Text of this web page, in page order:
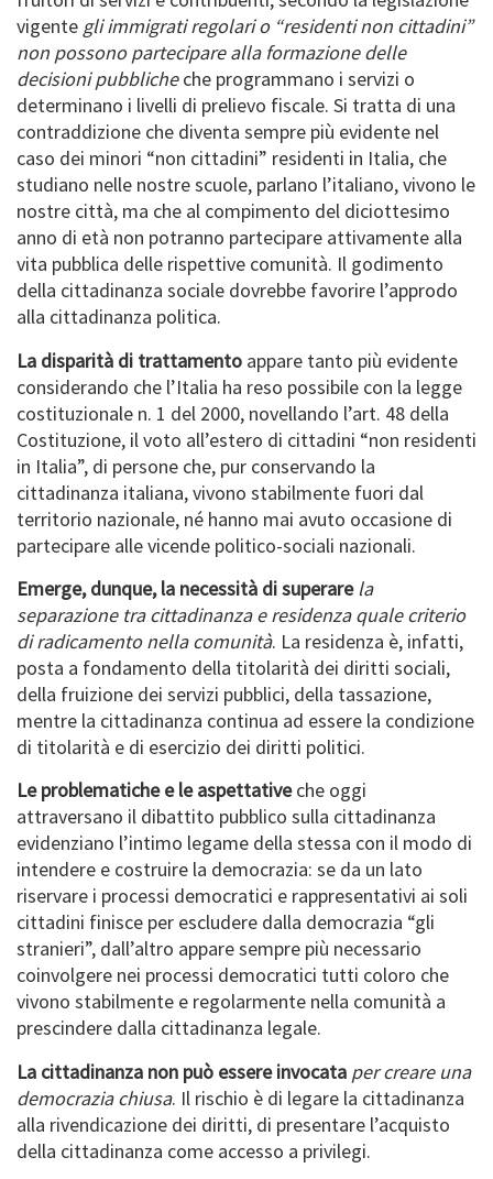
vigente gli immigrati regolari o “residenti non cittadini”
non possono partecipare alla formazione delle
decisioni pubblicheche programmano i servizi o
determinano i livelli di prelievo fiscale. Si tratta di una
contraddizione che diventa sempre più evidente nel
caso dei minori “non cittadini” residenti in Italia, che
studiano nelle nostre scuole, parlano l’italiano, vivono le
nostre città, ma che al compimento del diciottesimo
anno di età non potranno partecipare attivamente alla
vita pubblica delle rispettive comunità. Il godimento
della cittadinanza sociale dovrebbe favorire l’approdo
alla cittadinanza politica.
La disparità di trattamento appare tanto più evidente
considerando che l’Italia ha reso possibile con la legge
costituzionale n. 1 del 2000, novellando l’art. 48 della
Costituzione, il voto all’estero di cittadini “non residenti
in Italia”, di persone che, pur conservando la
cittadinanza italiana, vivono stabilmente fuori dal
territorio nazionale, né hanno mai avuto occasione di
partecipare alle vicende politico-sociali nazionali.
Emerge, dunque, la necessità di superarela
separazione tra cittadinanza e residenza quale criterio
di radicamento nella comunità. La residenza è, infatti,
posta a fondamento della titolarità dei diritti sociali,
della fruizione dei servizi pubblici, della tassazione,
mentre la cittadinanza continua ad essere la condizione
di titolarità e di esercizio dei diritti politici.
Le problematiche e le aspettativeche oggi
attraversano il dibattito pubblico sulla cittadinanza
evidenziano l’intimo legame della stessa con il modo di
intendere e costruire la democrazia: se da un lato
riservare i processi democratici e rappresentativi ai soli
cittadini finisce per escludere dalla democrazia “gli
stranieri”, dall’altro appare sempre più necessario
coinvolgere nei processi democratici tutti coloro che
vivono stabilmente e regolarmente nella comunità a
prescindere dalla cittadinanza legale.
La cittadinanza non può essere invocata per creare una
democrazia chiusa. Il rischio è di legare la cittadinanza
alla rivendicazione dei diritti, di presentare l’acquisto
della cittadinanza come accesso a privilegi.